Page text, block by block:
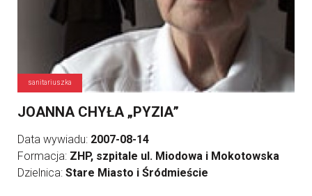
sanitariuszka
JOANNA CHYŁA „PYZIA”
Data wywiadu: 2007-08-14
Formacja: ZHP, szpitale ul. Miodowa i Mokotowska
Dzielnica: Stare Miasto i Śródmieście